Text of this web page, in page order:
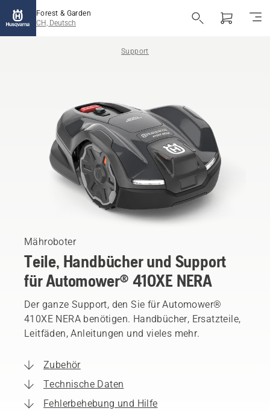
Forest & Garden
CH, Deutsch
Support
Mähroboter
Teile, Handbücher und Support
für Automower® 410XE NERA
Der ganze Support, den Sie für Automower®
410XE NERA benötigen. Handbücher, Ersatzteile,
Leitfäden, Anleitungen und vieles mehr.
Zubehör
Technische Daten
Fehlerbehebung und Hilfe